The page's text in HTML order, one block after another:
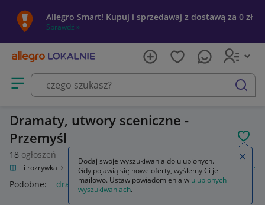
Allegro Smart! Kupuj i sprzedawaj z dostawą za 0 zł
Sprawdź »
Otwórz menu z kategoriami
szukaj
Dramaty, utwory sceniczne -
Przemyśl
18 ogłoszeń
i rozrywka Książki Literatura piękna Dramaty, utwory sceniczne
Podobne: dramaty utwory sceniczne
Dodaj swoje wyszukiwania do ulubionych.
Gdy pojawią się nowe oferty, wyślemy Ci je
mailowo. Ustaw powiadomienia w ulubionych
wyszukiwaniach.